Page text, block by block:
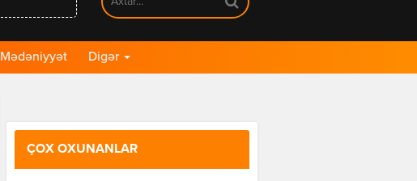
Mədəniyyət Digər
ÇOX OXUNANLAR